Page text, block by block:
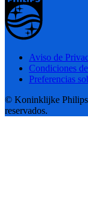
Aviso de
Condiciones
Preferencias
© Koninklijke Philips
reservados.